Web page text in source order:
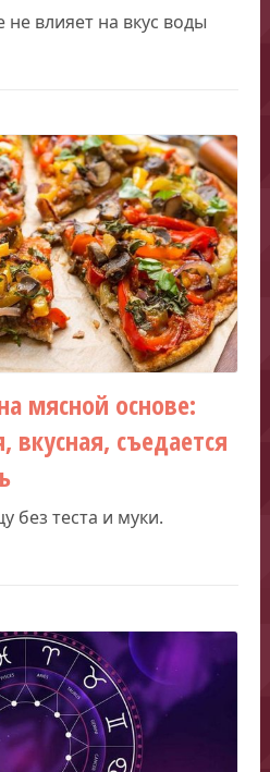
влияет на вкус воды
мясной основе:
вкусная, съедается
без теста и муки.